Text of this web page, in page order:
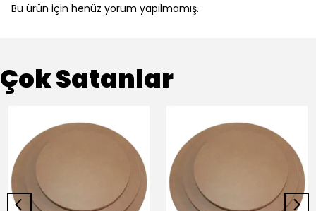
Bu ürün için henüz yorum yapılmamış.
Çok Satanlar